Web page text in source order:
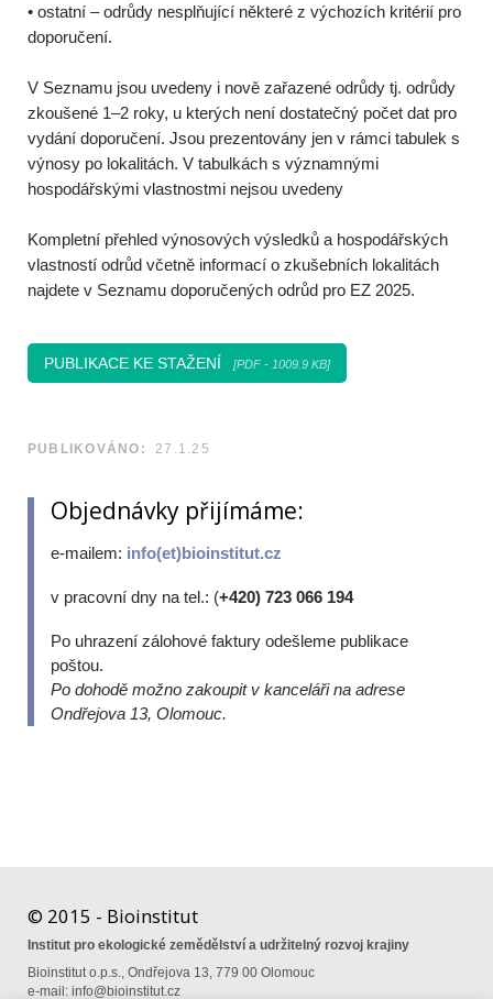
• ostatní – odrůdy nesplňující některé z výchozích kritérií pro
doporučení.
V Seznamu jsou uvedeny i nově zařazené odrůdy tj. odrůdy
zkoušené 1–2 roky, u kterých není dostatečný počet dat pro
vydání doporučení. Jsou prezentovány jen v rámci tabulek s
výnosy po lokalitách. V tabulkách s významnými
hospodářskými vlastnostmi nejsou uvedeny
Kompletní přehled výnosových výsledků a hospodářských
vlastností odrůd včetně informací o zkušebních lokalitách
najdete v Seznamu doporučených odrůd pro EZ 2025.
PUBLIKACE KE STAŽENÍ [PDF - 1009.9 KB]
PUBLIKOVÁNO:27.1.25
Objednávky přijímáme:
e-mailem: info(et)bioinstitut.cz
v pracovní dny na tel.: (+420) 723 066 194
Po uhrazení zálohové faktury odešleme publikace
poštou.
Po dohodě možno zakoupit v kanceláři na adrese
Ondřejova 13, Olomouc.
© 2015 - Bioinstitut
Institut pro ekologické zemědělství a udržitelný rozvoj krajiny
Bioinstitut o.p.s., Ondřejova 13, 779 00 Olomouc
e-mail: info@bioinstitut.cz